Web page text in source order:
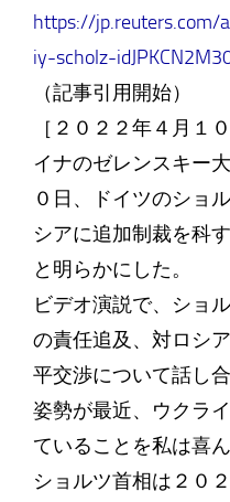
https://jp.reuters.com/
iy-scholz-
（記事引用開始）
［２０２２年４月
イナのゼレンスキー
０日、ドイツのショ
シアに追加制裁を科
と明らかにした。
ビデオ演説で、ショ
の責任追及、対ロシ
平交渉について話し
姿勢が最近、ウクラ
ていることを私は喜
ショルツ首相は２０